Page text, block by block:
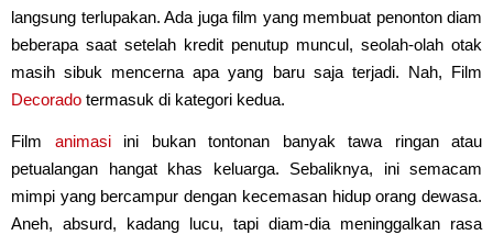
langsung terlupakan. Ada juga film yang membuat penonton diam
beberapa saat setelah kredit penutup muncul, seolah-olah otak
masih sibuk mencerna apa yang baru saja terjadi. Nah, Film
Decorado termasuk di kategori kedua.
Film animasiini bukan tontonan banyak tawa ringan atau
petualangan hangat khas keluarga. Sebaliknya, ini semacam
mimpi yang bercampur dengan kecemasan hidup orang dewasa.
Aneh, absurd, kadang lucu, tapi diam-dia meninggalkan rasa